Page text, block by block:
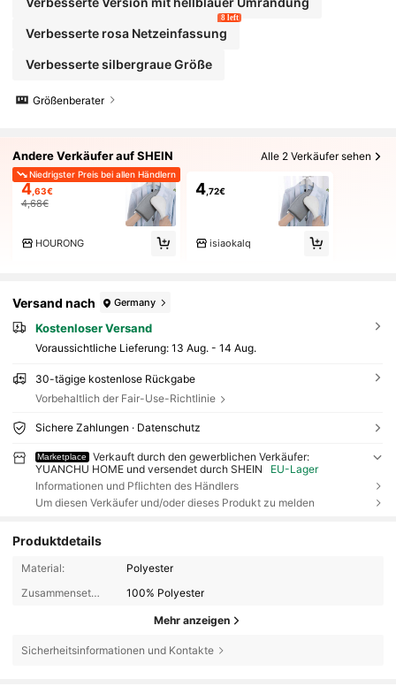
Verbesserte rosa Netzeinfassung
8 left
Verbesserte silbergraue Größe
Größenberater
Andere Verkäufer auf SHEIN Alle 2 Verkäufer sehen
Niedrigster Preis bei allen Händlern
4,63€
4,68€
HOURONG
4,72€
isiaokalq
Versand nach Germany
Kostenloser Versand
Voraussichtliche Lieferung: 13 Aug. - 14 Aug.
30-tägige kostenlose Rückgabe
Vorbehaltlich der Fair-Use-Richtlinie
Sichere Zahlungen · Datenschutz
Marketplace
Verkauft durch den gewerblichen Verkäufer:
YUANCHU HOME und versendet durch SHEIN
EU-Lager
Informationen und Pflichten des Händlers
Um diesen Verkäufer und/oder dieses Produkt zu melden
Produktdetails
Material:
Polyester
Zusammensetzung:
100% Polyester
Mehr anzeigen
Sicherheitsinformationen und Kontakte